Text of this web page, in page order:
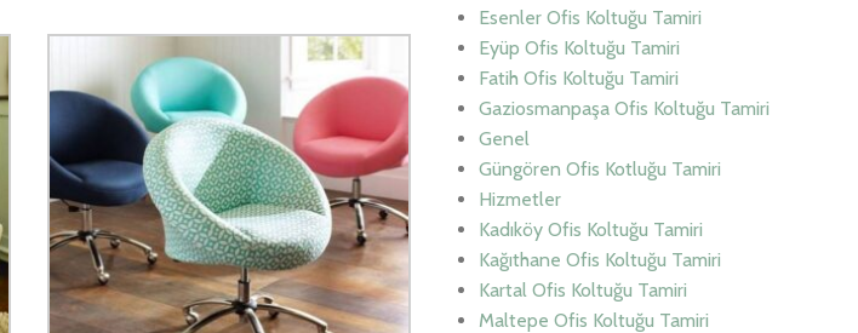
Esenler Ofis Koltuğu Tamiri
Eyüp Ofis Koltuğu Tamiri
Fatih Ofis Koltuğu Tamiri
Gaziosmanpaşa Ofis Koltuğu Tamiri
Genel
Güngören Ofis Kotluğu Tamiri
Hizmetler
Kadıköy Ofis Koltuğu Tamiri
Kağıthane Ofis Koltuğu Tamiri
Kartal Ofis Koltuğu Tamiri
Maltepe Ofis Koltuğu Tamiri